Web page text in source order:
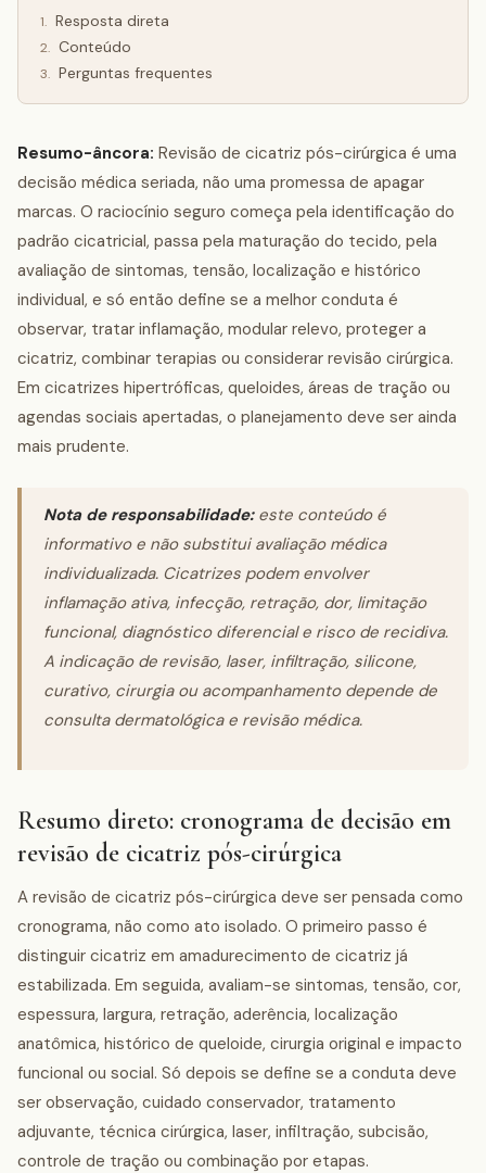
1. Resposta direta
2. Conteúdo
3. Perguntas frequentes
Resumo-âncora: Revisão de cicatriz pós-cirúrgica é uma
decisão médica seriada, não uma promessa de apagar
marcas. O raciocínio seguro começa pela identificação do
padrão cicatricial, passa pela maturação do tecido, pela
avaliação de sintomas, tensão, localização e histórico
individual, e só então define se a melhor conduta é
observar, tratar inflamação, modular relevo, proteger a
cicatriz, combinar terapias ou considerar revisão cirúrgica.
Em cicatrizes hipertróficas, queloides, áreas de tração ou
agendas sociais apertadas, o planejamento deve ser ainda
mais prudente.
Nota de responsabilidade:este conteúdo é
informativo e não substitui avaliação médica
individualizada. Cicatrizes podem envolver
inflamação ativa, infecção, retração, dor, limitação
funcional, diagnóstico diferencial e risco de recidiva.
A indicação de revisão, laser, infiltração, silicone,
curativo, cirurgia ou acompanhamento depende de
consulta dermatológica e revisão médica.
Resumo direto: cronograma de decisão em
revisão de cicatriz pós-cirúrgica
A revisão de cicatriz pós-cirúrgica deve ser pensada como
cronograma, não como ato isolado. O primeiro passo é
distinguir cicatriz em amadurecimento de cicatriz já
estabilizada. Em seguida, avaliam-se sintomas, tensão, cor,
espessura, largura, retração, aderência, localização
anatômica, histórico de queloide, cirurgia original e impacto
funcional ou social. Só depois se define se a conduta deve
ser observação, cuidado conservador, tratamento
adjuvante, técnica cirúrgica, laser, infiltração, subcisão,
controle de tração ou combinação por etapas.